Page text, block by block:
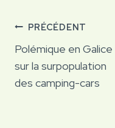
Navigation
de
l’article
PRÉCÉDENT
Polémique en Galice
sur la surpopulation
des camping-cars